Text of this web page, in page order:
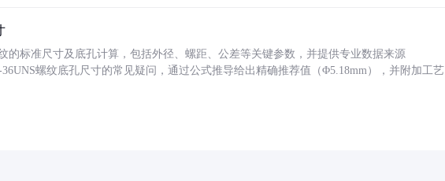
的标准尺寸及底孔计算，包括外径、螺距、公差等关键参数，并提供专业数据来源
36UNS螺纹底孔尺寸的常见疑问，通过公式推导给出精确推荐值（Φ5.18mm），并附加工艺